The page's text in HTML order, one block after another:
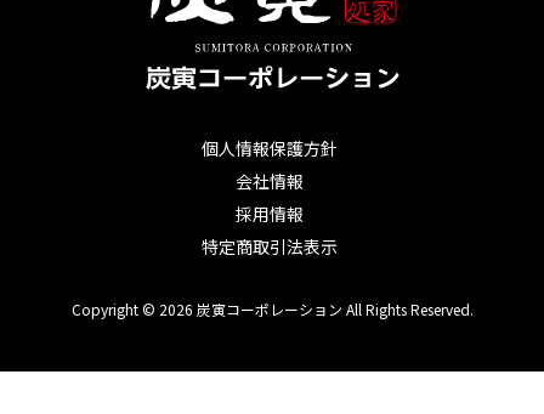
個人情報保護方針
会社情報
採用情報
特定商取引法表示
Copyright © 2026 炭寅コーポレーション All Rights Reserved.